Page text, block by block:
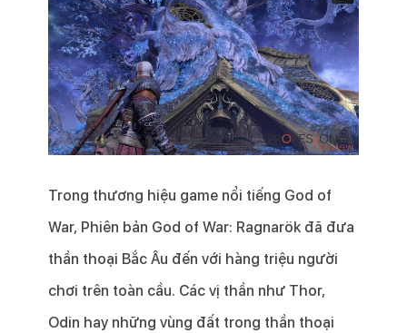
Trong thương hiệu game nổi tiếng God of
War, Phiên bản God of War: Ragnarök đã đưa
thần thoại Bắc Âu đến với hàng triệu người
chơi trên toàn cầu. Các vị thần như Thor,
Odin hay những vùng đất trong thần thoại